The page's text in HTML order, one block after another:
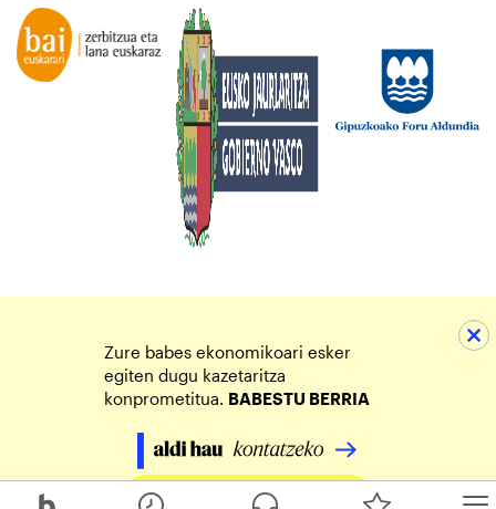
Zure babes ekonomikoari esker
egiten dugu kazetaritza
konprometitua. BABESTU BERRIA
Egin zure ekarpena